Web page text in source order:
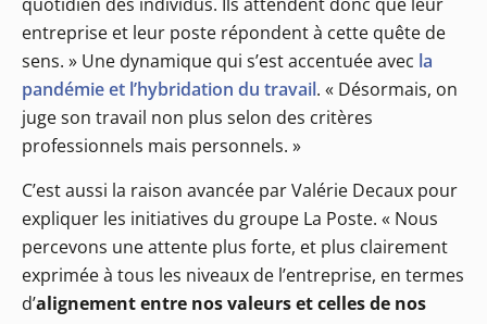
quotidien des individus. Ils attendent donc que leur
entreprise et leur poste répondent à cette quête de
sens. » Une dynamique qui s’est accentuée avec la
pandémie et l’hybridation du travail. « Désormais, on
juge son travail non plus selon des critères
professionnels mais personnels. »
C’est aussi la raison avancée par Valérie Decaux pour
expliquer les initiatives du groupe La Poste. « Nous
percevons une attente plus forte, et plus clairement
exprimée à tous les niveaux de l’entreprise, en termes
d’alignement entre nos valeurs et celles de nos